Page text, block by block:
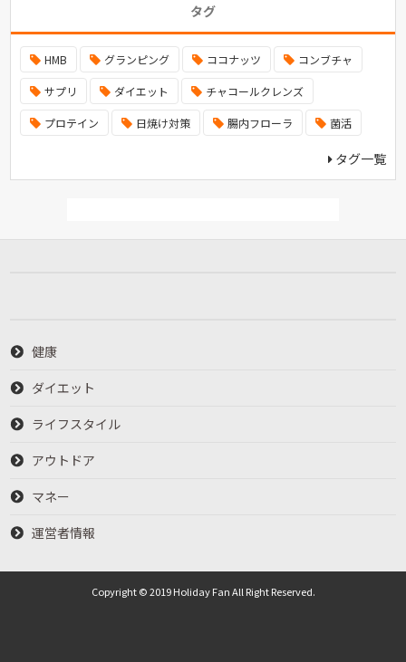
タグ
HMB グランピング ココナッツ コンブチャ
サプリ ダイエット チャコールクレンズ
プロテイン 日焼け対策 腸内フローラ 菌活
タグ一覧
健康
ダイエット
ライフスタイル
アウトドア
マネー
運営者情報
Copyright © 2019 Holiday Fan All Right Reserved.